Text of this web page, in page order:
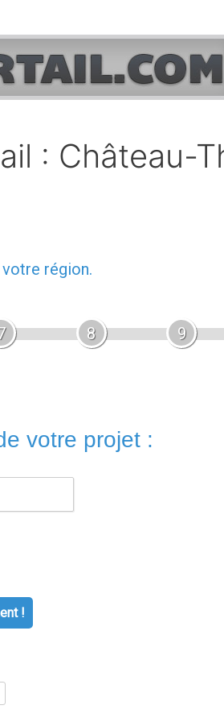
: Château-
votre région.
8 9
votre projet :
!